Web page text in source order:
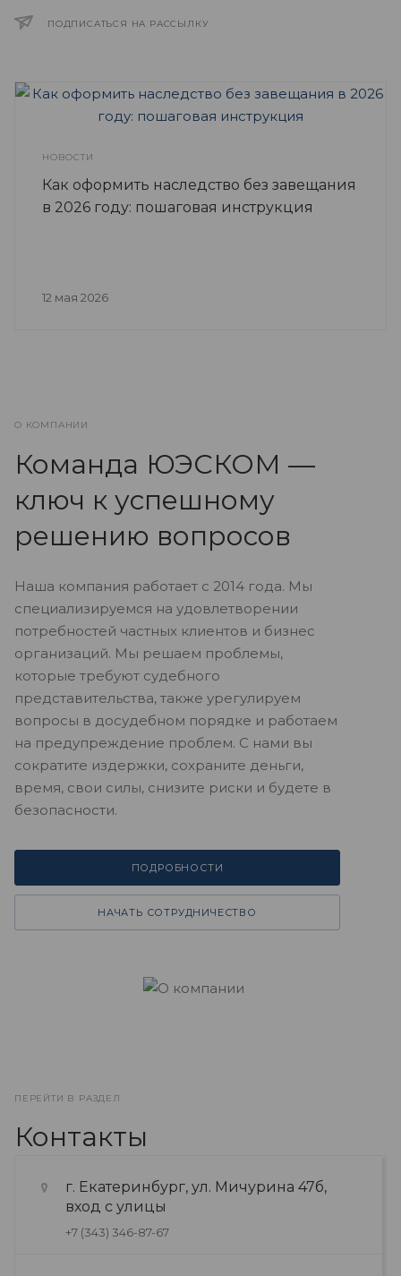
ПОДПИСАТЬСЯ НА РАССЫЛКУ
НОВОСТИ
Как оформить наследство без завещания
в 2026 году: пошаговая инструкция
12 мая 2026
О КОМПАНИИ
Команда ЮЭСКОМ —
ключ к успешному
решению вопросов
Наша компания работает с 2014 года. Мы
специализируемся на удовлетворении
потребностей частных клиентов и бизнес
организаций. Мы решаем проблемы,
которые требуют судебного
представительства, также урегулируем
вопросы в досудебном порядке и работаем
на предупреждение проблем. С нами вы
сократите издержки, сохраните деньги,
время, свои силы, снизите риски и будете в
безопасности.
ПОДРОБНОСТИ
НАЧАТЬ СОТРУДНИЧЕСТВО
ПЕРЕЙТИ В РАЗДЕЛ
Контакты
г. Екатеринбург, ул. Мичурина 47б,
вход с улицы
+7 (343) 346-87-67